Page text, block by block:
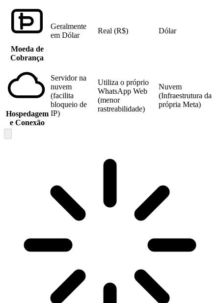
Moeda de
Cobrança
Geralmente
em Dólar
Real (R$) Dólar
Hospedagem
e Conexão
Servidor na
nuvem
(facilita
bloqueio de
IP)
Utiliza o próprio
WhatsApp Web
(menor
rastreabilidade)
Nuvem
(Infraestrutura da
própria Meta)